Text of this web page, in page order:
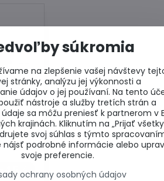
45%
súkromia
na zlepšenie vašej návštevy
stránky, analýzu jej výkonnosti a
údajov o jej používaní. Na tento
nástroje a služby tretích strán a
sa môžu preniesť k partnerom v
krajinách. Kliknutím na „Prijať všetky
svoj súhlas s týmto
nájsť podrobné informácie alebo
svoje preferencie.
ochrany osobných údajov